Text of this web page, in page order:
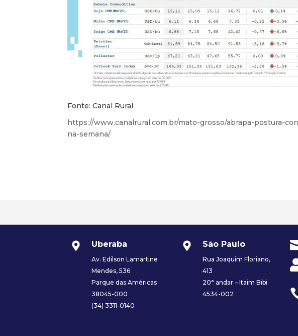
Fonte: Canal Rural
https://www.canalrural.com.br/mato-grosso/abrapa-postura-
na-semana/
Uberaba
Av. Edilson Lamartine
Mendes, 536
Parque das Américas
38045-000
(34) 3311-0140
São Paulo
Rua Joaquim Floriano,
413
20° andar – Itaim Bibi
4534-002